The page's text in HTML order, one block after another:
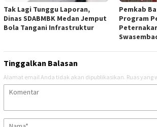
Tak Lagi Tunggu Laporan,
Dinas SDABMBK Medan Jemput
Bola Tangani Infrastruktur
Pemkab
Program
Tinggalkan Balasan
Alamat email Anda tidak akan dipublikasikan. Ruas yang